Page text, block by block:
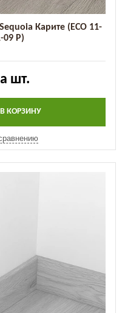
Карите (ECO 11-
09 P)
шт.
КОРЗИНУ